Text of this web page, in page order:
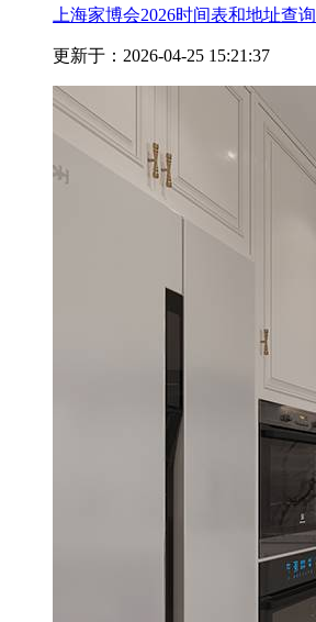
上海家博会2026时间表和地址查询
更新于：2026-04-25 15:21:37